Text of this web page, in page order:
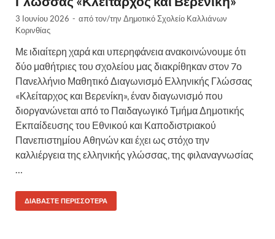
3 Ιουνίου 2026 - από τον/την Δημοτικό Σχολείο Καλλιάνων
Κορινθίας
Με ιδιαίτερη χαρά και υπερηφάνεια ανακοινώνουμε ότι
δύο μαθήτριες του σχολείου μας διακρίθηκαν στον 7ο
Πανελλήνιο Μαθητικό Διαγωνισμό Ελληνικής Γλώσσας
«Κλείταρχος και Βερενίκη», έναν διαγωνισμό που
διοργανώνεται από το Παιδαγωγικό Τμήμα Δημοτικής
Εκπαίδευσης του Εθνικού και Καποδιστριακού
Πανεπιστημίου Αθηνών και έχει ως στόχο την
καλλιέργεια της ελληνικής γλώσσας, της φιλαναγνωσίας
ΔΙΑΒΆΣΤΕ ΠΕΡΙΣΣΌΤΕΡΑ